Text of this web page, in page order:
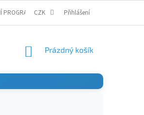
CZK Přihlášení
NÁKUPNÍ
Prázdný košík